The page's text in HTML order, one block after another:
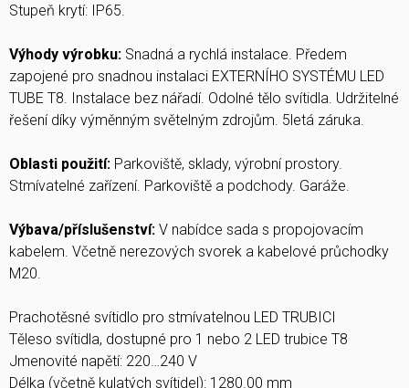
Stupeň krytí: IP65.
Výhody výrobku: Snadná a rychlá instalace. Předem
zapojené pro snadnou instalaci EXTERNÍHO SYSTÉMU LED
TUBE T8. Instalace bez nářadí. Odolné tělo svítidla. Udržitelné
řešení díky výměnným světelným zdrojům. 5letá záruka.
Oblasti použití: Parkoviště, sklady, výrobní prostory.
Stmívatelné zařízení. Parkoviště a podchody. Garáže.
Výbava/příslušenství: V nabídce sada s propojovacím
kabelem. Včetně nerezových svorek a kabelové průchodky
M20.
Prachotěsné svítidlo pro stmívatelnou LED TRUBICI
Těleso svítidla, dostupné pro 1 nebo 2 LED trubice T8
Jmenovité napětí: 220…240 V
Délka (včetně kulatých svítidel): 1280.00 mm